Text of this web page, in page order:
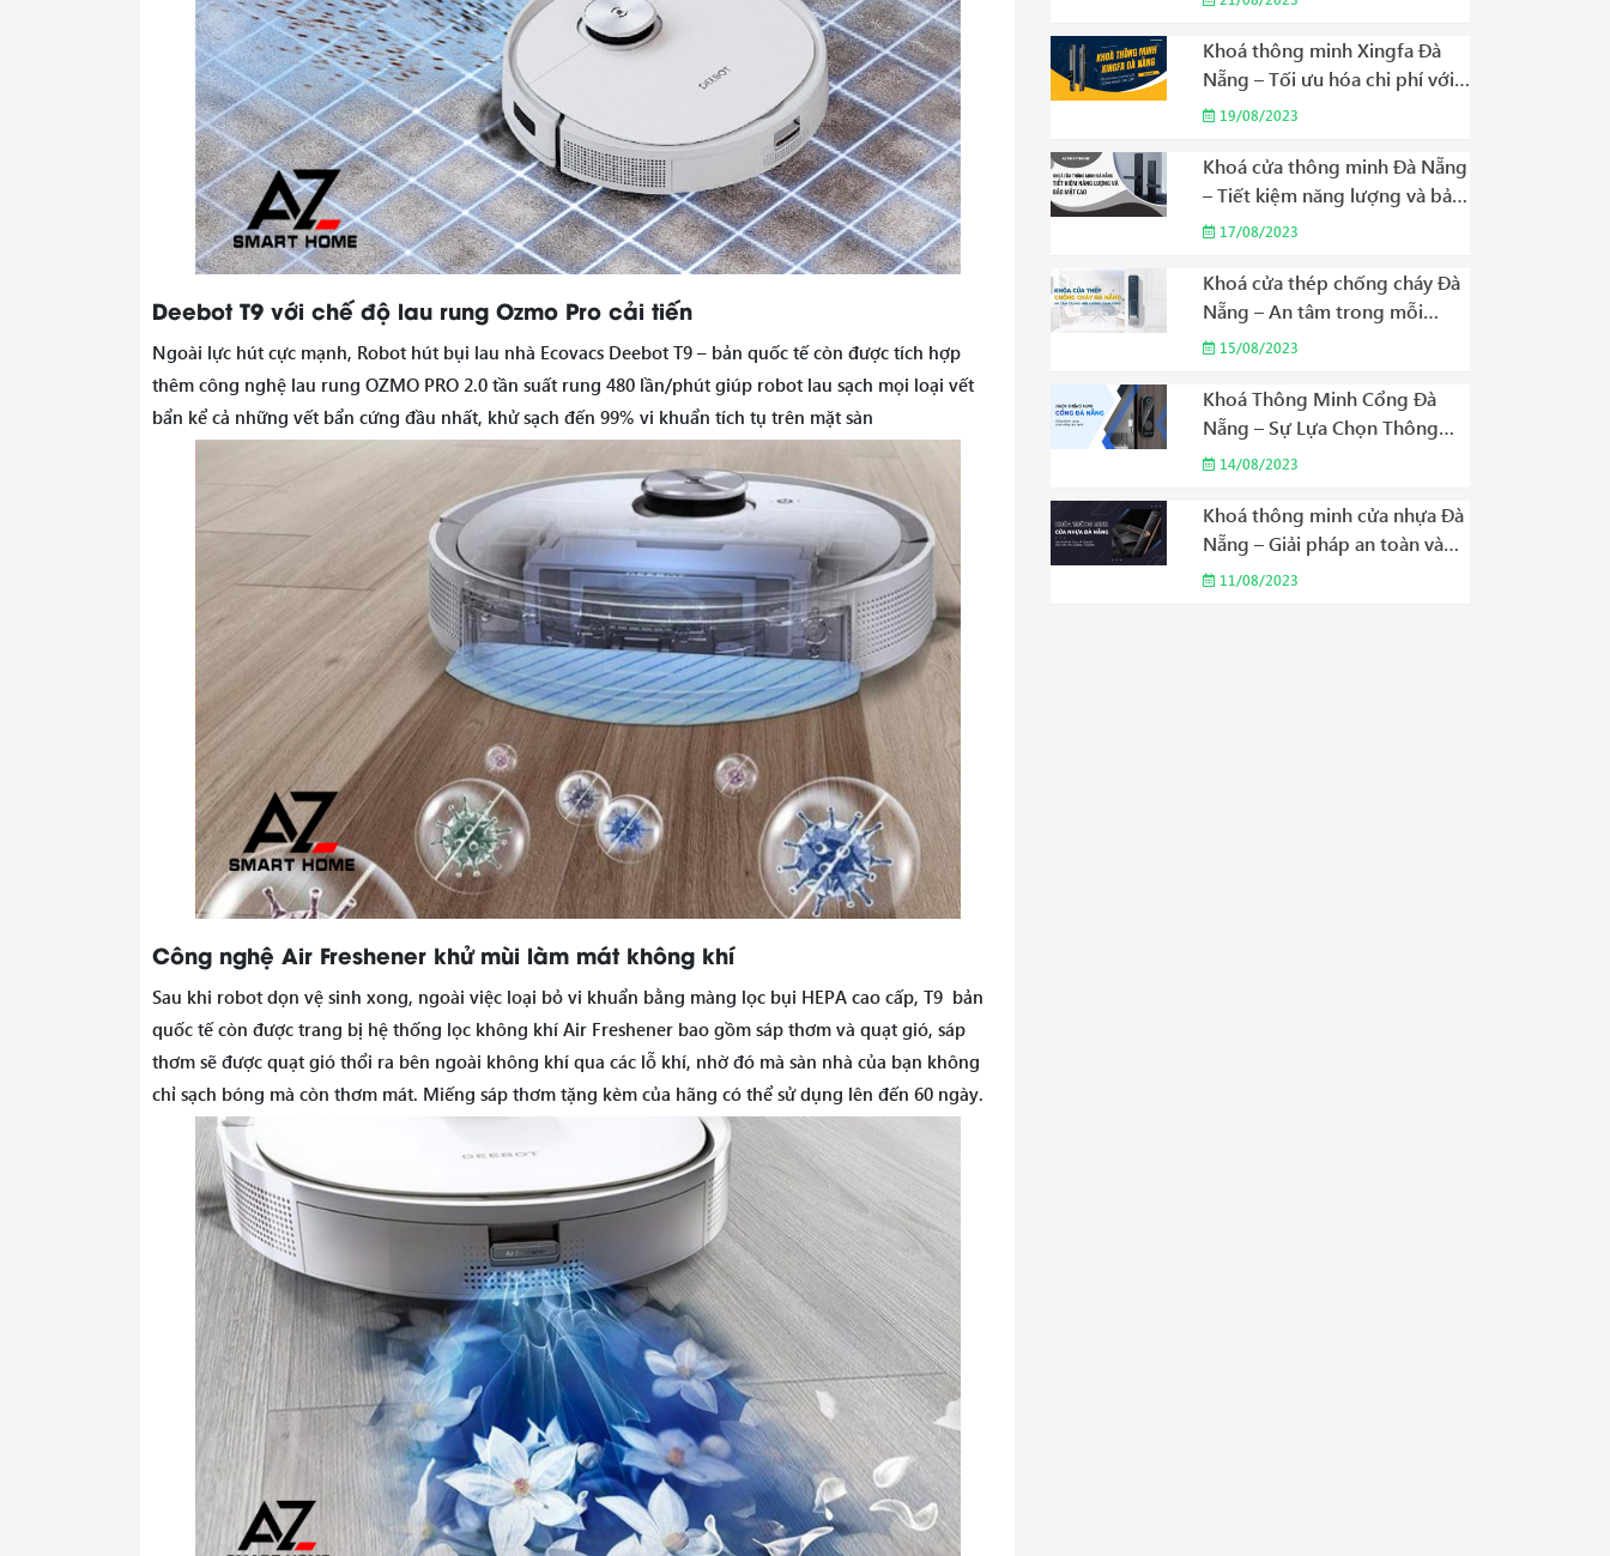
Deebot T9 với chế độ lau rung Ozmo Pro cải tiến
Ngoài lực hút cực mạnh, Robot hút bụi lau nhà Ecovacs Deebot T9 – bản quốc tế còn được tích hợp
thêm công nghệ lau rung OZMO PRO 2.0 tần suất rung 480 lần/phút giúp robot lau sạch mọi loại vết
bẩn kể cả những vết bẩn cứng đầu nhất, khử sạch đến 99% vi khuẩn tích tụ trên mặt sàn
Công nghệ Air Freshener khử mùi làm mát không khí
Sau khi robot dọn vệ sinh xong, ngoài việc loại bỏ vi khuẩn bằng màng lọc bụi HEPA cao cấp, T9 bản
quốc tế còn được trang bị hệ thống lọc không khí Air Freshener bao gồm sáp thơm và quạt gió, sáp
thơm sẽ được quạt gió thổi ra bên ngoài không khí qua các lỗ khí, nhờ đó mà sàn nhà của bạn không
chỉ sạch bóng mà còn thơm mát. Miếng sáp thơm tặng kèm của hãng có thể sử dụng lên đến 60 ngày.
Khoá thông minh Xingfa Đà
Nẵng – Tối ưu hóa chi phí với
công nghệ cao cấp Năm 2023
19/08/2023
Khoá cửa thông minh Đà Nẵng
– Tiết kiệm năng lượng và bảo
mật cao Năm 2023
17/08/2023
Khoá cửa thép chống cháy Đà
Nẵng – An tâm trong mỗi
không gian sống Năm 2023
15/08/2023
Khoá Thông Minh Cổng Đà
Nẵng – Sự Lựa Chọn Thông
Minh Cho Cuộc Sống Hiện Đại
14/08/2023
Khoá thông minh cửa nhựa Đà
Nẵng – Giải pháp an toàn và
tiện ích phù hợp cho gia đình
11/08/2023